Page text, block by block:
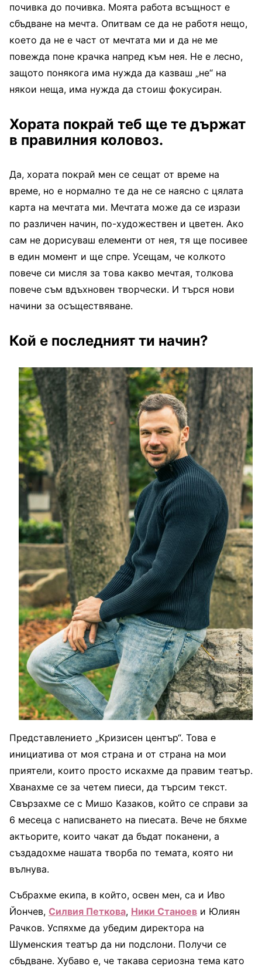
почивка до почивка. Моята работа всъщност е
сбъдване на мечта. Опитвам се да не работя нещо,
което да не е част от мечтата ми и да не ме
повежда поне крачка напред към нея. Не е лесно,
защото понякога има нужда да казваш „не“ на
някои неща, има нужда да стоиш фокусиран.
Хората покрай теб ще те държат
в правилния коловоз.
Да, хората покрай мен се сещат от време на
време, но е нормално те да не се наясно с цялата
карта на мечтата ми. Мечтата може да се изрази
по различен начин, по-художествен и цветен. Ако
сам не дорисуваш елементи от нея, тя ще посивее
в един момент и ще спре. Усещам, че колкото
повече си мисля за това какво мечтая, толкова
повече съм вдъхновен творчески. И търся нови
начини за осъществяване.
Кой е последният ти начин?
Представлението „Кризисен център“. Това е
инициатива от моя страна и от страна на мои
приятели, които просто искахме да правим театър.
Хванахме се за четем пиеси, да търсим текст.
Свързахме се с Мишо Казаков, който се справи за
6 месеца с написването на пиесата. Вече не бяхме
актьорите, които чакат да бъдат поканени, а
създадохме нашата творба по темата, която ни
вълнува.
Събрахме екипа, в който, освен мен, са и Иво
Йончев, Силвия Петкова, Ники Станоев и Юлиян
Рачков. Успяхме да убедим директора на
Шуменския театър да ни подслони. Получи се
сбъдване. Хубаво е, че такава сериозна тема като